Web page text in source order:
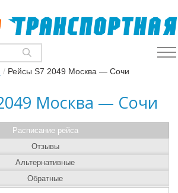
/ Рейсы S7 2049 Москва — Сочи
Москва — Сочи
Расписание рейса
Отзывы
Альтернативные
Обратные